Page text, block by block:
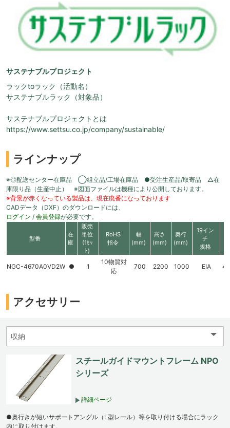
サステナブルプロジェクト
ラックtoラック（活動名）
サステナブルラック（対象品）
サステナブルプロジェクトとは
https://www.settsu.co.jp/company/sustainable/
ラインナップ
※◎配送センター在庫品 ◯組立品/工場在庫品 ●受注生産品/取寄品 △在
庫限り品（生産中止） ※図面ファイルは機種により公開しております。
※背景が赤くなっている製品は、現在廃番になっております
CADデータ（DXF）のダウンロードには、
ログイン / 会員登録が必要です。
型番
在
庫
販売
単位
(1ｾｯ
ﾄ)
RoHS
指令
幅
(mm)
高さ
(mm)
奥行
(mm)
19イン
チ
規格
NGC-4670A0VD2W ● 1
10物質対
応
700 2200 1000 EIA
アクセサリー
スチールガイドマウントフレーム NPO
シリーズ
詳細ページ
●奥行きが短いサポートアングル（L型レール）等を取り付ける場合にラック
内に取り付けます。